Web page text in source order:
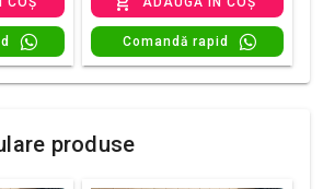
Comandă rapid
produse